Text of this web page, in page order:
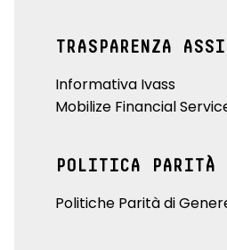
TRASPARENZA
Informativa Ivass
Mobilize Financial
POLITICA PARITÀ
Politiche Parità di